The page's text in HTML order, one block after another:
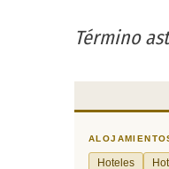
Término